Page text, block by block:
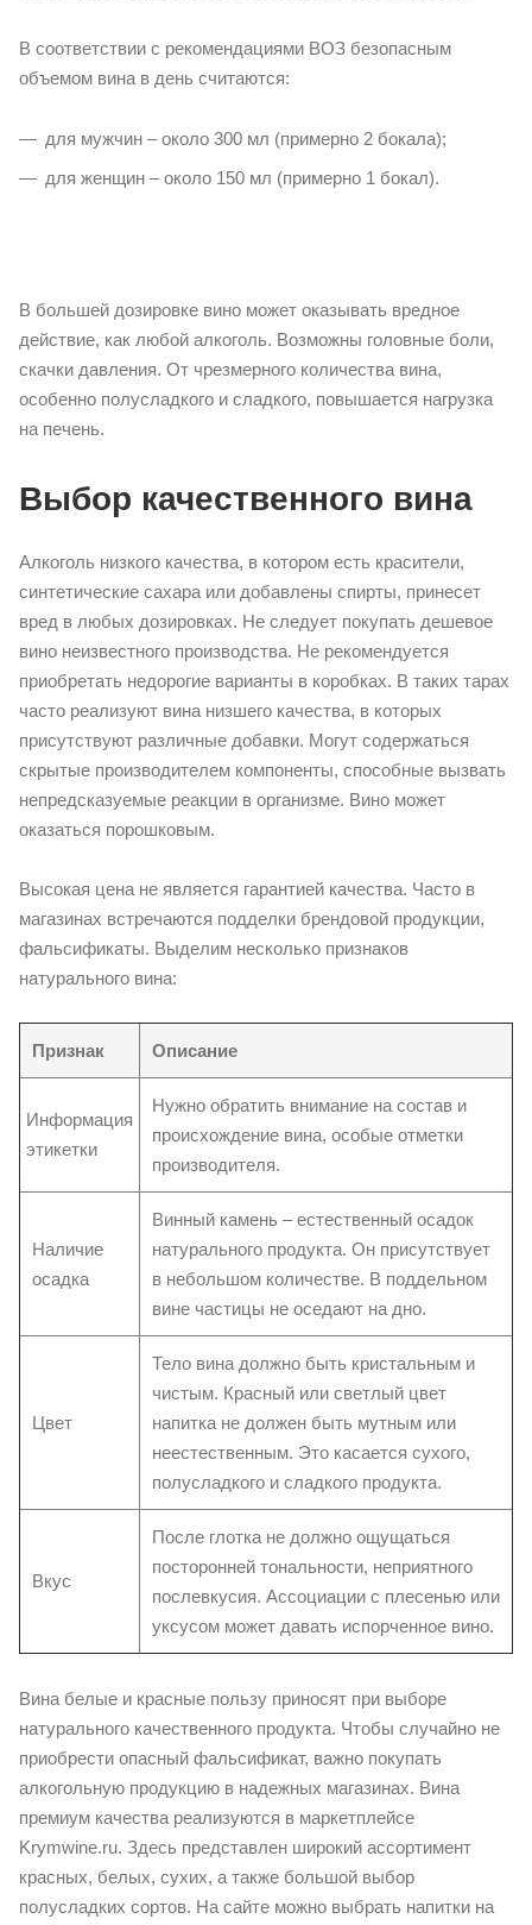
В соответствии с рекомендациями ВОЗ безопасным
объемом вина в день считаются:
для мужчин – около 300 мл (примерно 2 бокала);
для женщин – около 150 мл (примерно 1 бокал).
В большей дозировке вино может оказывать вредное
действие, как любой алкоголь. Возможны головные боли,
скачки давления. От чрезмерного количества вина,
особенно полусладкого и сладкого, повышается нагрузка
на печень.
Выбор качественного вина
Алкоголь низкого качества, в котором есть красители,
синтетические сахара или добавлены спирты, принесет
вред в любых дозировках. Не следует покупать дешевое
вино неизвестного производства. Не рекомендуется
приобретать недорогие варианты в коробках. В таких тарах
часто реализуют вина низшего качества, в которых
присутствуют различные добавки. Могут содержаться
скрытые производителем компоненты, способные вызвать
непредсказуемые реакции в организме. Вино может
оказаться порошковым.
Высокая цена не является гарантией качества. Часто в
магазинах встречаются подделки брендовой продукции,
фальсификаты. Выделим несколько признаков
натурального вина:
Признак Описание
Информация
этикетки
Нужно обратить внимание на состав и
происхождение вина, особые отметки
производителя.
Наличие
осадка
Винный камень – естественный осадок
натурального продукта. Он присутствует
в небольшом количестве. В поддельном
вине частицы не оседают на дно.
Цвет
Тело вина должно быть кристальным и
чистым. Красный или светлый цвет
напитка не должен быть мутным или
неестественным. Это касается сухого,
полусладкого и сладкого продукта.
Вкус
После глотка не должно ощущаться
посторонней тональности, неприятного
послевкусия. Ассоциации с плесенью или
уксусом может давать испорченное вино.
Вина белые и красные пользу приносят при выборе
натурального качественного продукта. Чтобы случайно не
приобрести опасный фальсификат, важно покупать
алкогольную продукцию в надежных магазинах. Вина
премиум качества реализуются в маркетплейсе
Krymwine.ru. Здесь представлен широкий ассортимент
красных, белых, сухих, а также большой выбор
полусладких сортов. На сайте можно выбрать напитки на